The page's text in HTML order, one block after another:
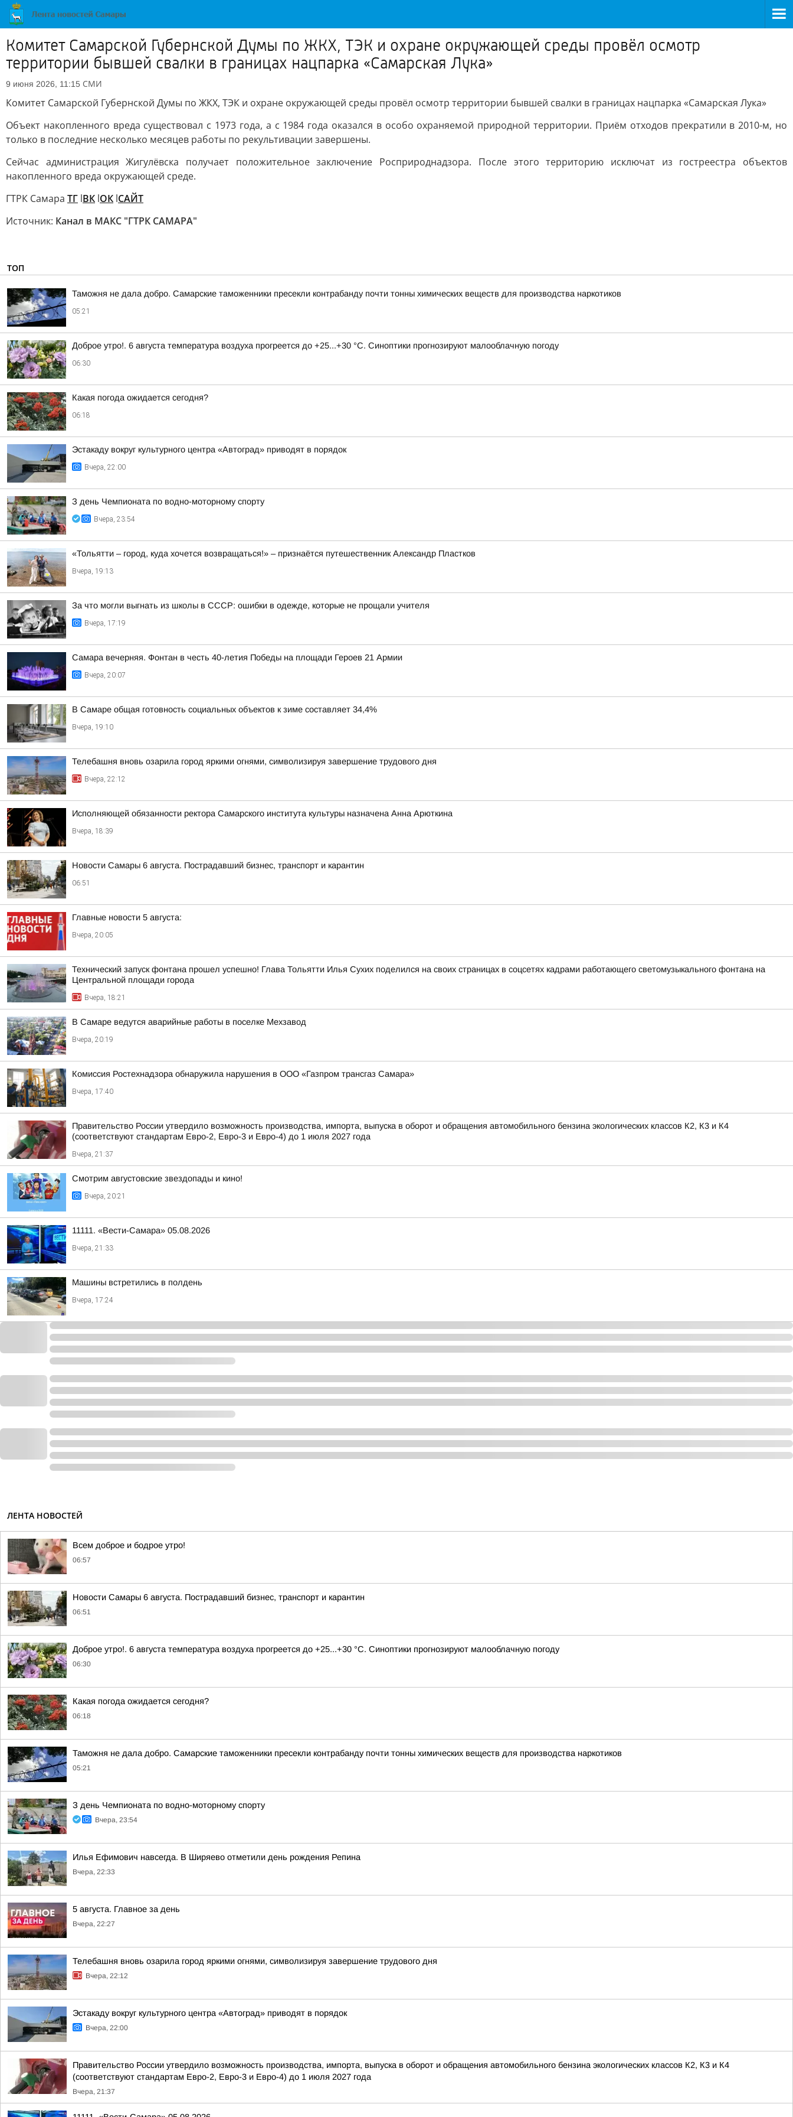
Комитет Самарской Губернской Думы по ЖКХ, ТЭК и охране окружающей среды провёл осмотр
территории бывшей свалки в границах нацпарка «Самарская Лука»
9 июня 2026, 11:15 СМИ
Комитет Самарской Губернской Думы по ЖКХ, ТЭК и охране окружающей среды провёл осмотр территории бывшей свалки в границах нацпарка «Самарская Лука»
Объект накопленного вреда существовал с 1973 года, а с 1984 года оказался в особо охраняемой природной территории. Приём отходов прекратили в 2010-м, но
только в последние несколько месяцев работы по рекультивации завершены.
Сейчас администрация Жигулёвска получает положительное заключение Росприроднадзора. После этого территорию исключат из гостреестра объектов
накопленного вреда окружающей среде.
ГТРК Самара ТГ lВК lОК lСАЙТ
Источник: Канал в МАКС "ГТРК САМАРА"
ТОП
Таможня не дала добро. Самарские таможенники пресекли контрабанду почти тонны химических веществ для производства наркотиков
05:21
Доброе утро!. 6 августа температура воздуха прогреется до +25...+30 °C. Синоптики прогнозируют малооблачную погоду
06:30
Какая погода ожидается сегодня?
06:18
Эстакаду вокруг культурного центра «Автоград» приводят в порядок
Вчера, 22:00
З день Чемпионата по водно-моторному спорту
Вчера, 23:54
«Тольятти – город, куда хочется возвращаться!» – признаётся путешественник Александр Пластков
Вчера, 19:13
За что могли выгнать из школы в СССР: ошибки в одежде, которые не прощали учителя
Вчера, 17:19
Самара вечерняя. Фонтан в честь 40-летия Победы на площади Героев 21 Армии
Вчера, 20:07
В Самаре общая готовность социальных объектов к зиме составляет 34,4%
Вчера, 19:10
Телебашня вновь озарила город яркими огнями, символизируя завершение трудового дня
Вчера, 22:12
Исполняющей обязанности ректора Самарского института культуры назначена Анна Арюткина
Вчера, 18:39
Новости Самары 6 августа. Пострадавший бизнес, транспорт и карантин
06:51
Главные новости 5 августа:
Вчера, 20:05
Технический запуск фонтана прошел успешно! Глава Тольятти Илья Сухих поделился на своих страницах в соцсетях кадрами работающего светомузыкального фонтана на
Центральной площади города
Вчера, 18:21
В Самаре ведутся аварийные работы в поселке Мехзавод
Вчера, 20:19
Комиссия Ростехнадзора обнаружила нарушения в ООО «Газпром трансгаз Самара»
Вчера, 17:40
Правительство России утвердило возможность производства, импорта, выпуска в оборот и обращения автомобильного бензина экологических классов К2, К3 и К4
(соответствуют стандартам Евро-2, Евро-3 и Евро-4) до 1 июля 2027 года
Вчера, 21:37
Смотрим августовские звездопады и кино!
Вчера, 20:21
11111. «Вести-Самара» 05.08.2026
Вчера, 21:33
Машины встретились в полдень
Вчера, 17:24
ЛЕНТА НОВОСТЕЙ
Всем доброе и бодрое утро!
06:57
Новости Самары 6 августа. Пострадавший бизнес, транспорт и карантин
06:51
Доброе утро!. 6 августа температура воздуха прогреется до +25...+30 °C. Синоптики прогнозируют малооблачную погоду
06:30
Какая погода ожидается сегодня?
06:18
Таможня не дала добро. Самарские таможенники пресекли контрабанду почти тонны химических веществ для производства наркотиков
05:21
З день Чемпионата по водно-моторному спорту
Вчера, 23:54
Илья Ефимович навсегда. В Ширяево отметили день рождения Репина
Вчера, 22:33
5 августа. Главное за день
Вчера, 22:27
Телебашня вновь озарила город яркими огнями, символизируя завершение трудового дня
Вчера, 22:12
Эстакаду вокруг культурного центра «Автоград» приводят в порядок
Вчера, 22:00
Правительство России утвердило возможность производства, импорта, выпуска в оборот и обращения автомобильного бензина экологических классов К2, К3 и К4
(соответствуют стандартам Евро-2, Евро-3 и Евро-4) до 1 июля 2027 года
Вчера, 21:37